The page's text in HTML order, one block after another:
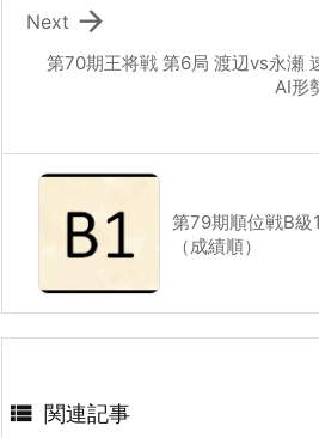
第70期王将戦 第6局 渡辺vs永瀬
AI形

Next
第79期順位戦B級
（成績順）
 関連記事